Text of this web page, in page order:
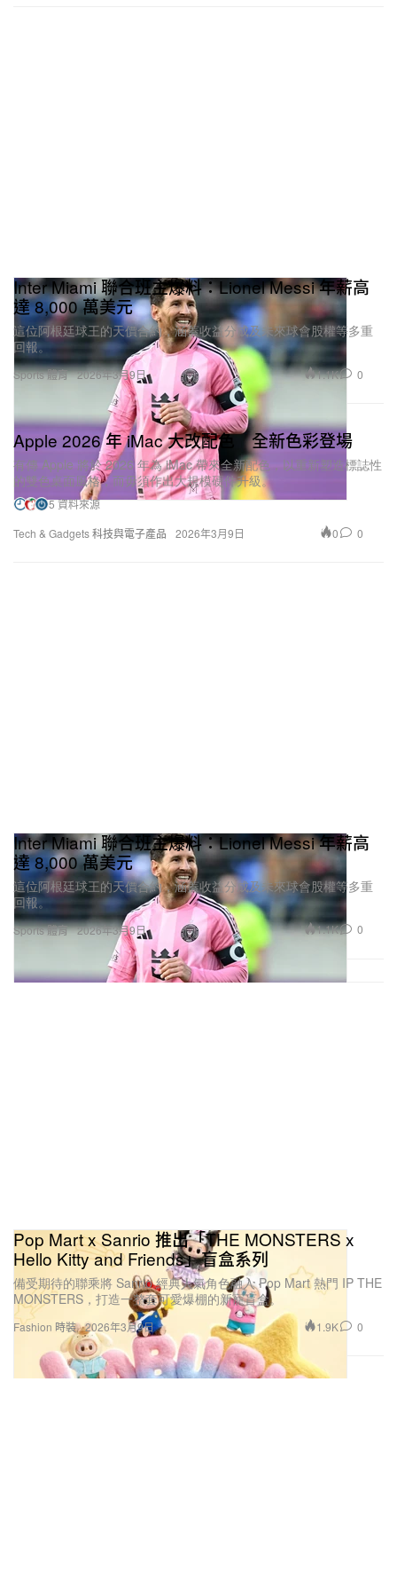
Sports 體育
Inter Miami 聯合班主爆料：Lionel Messi 年薪高
達 8,000 萬美元
這位阿根廷球王的天價合約，涵蓋收益分成及未來球會股權等多重
回報。
2026年3月9日 1.1K 0
Tech & Gadgets 科技與電子產品
Apple 2026 年 iMac 大改配色 全新色彩登場
有傳 Apple 將於 2026 年為 iMac 帶來全新配色，以重新塑造標誌性
的雙色桌面風格，而毋須作出大規模硬件升級。
5 資料來源
2026年3月9日
0 0
Sports 體育
Inter Miami 聯合班主爆料：Lionel Messi 年薪高
達 8,000 萬美元
這位阿根廷球王的天價合約，涵蓋收益分成及未來球會股權等多重
回報。
2026年3月9日 1.1K 0
Fashion 時裝
Pop Mart x Sanrio 推出「THE MONSTERS x
Hello Kitty and Friends」盲盒系列
備受期待的聯乘將 Sanrio 經典人氣角色融入 Pop Mart 熱門 IP THE
MONSTERS，打造一整套可愛爆棚的新寵盲盒。
2026年3月9日 1.9K 0